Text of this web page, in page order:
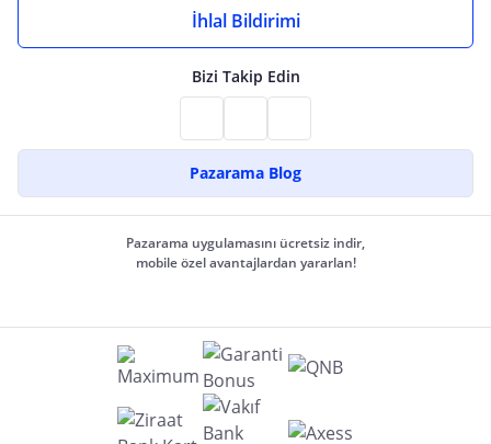
İhlal Bildirimi
Bizi Takip Edin
Pazarama Blog
Pazarama uygulamasını ücretsiz indir,
mobile özel avantajlardan yararlan!